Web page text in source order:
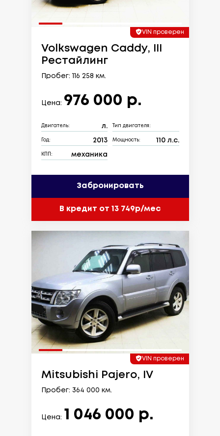
VIN проверен
Volkswagen Caddy, III
Рестайлинг
Пробег: 116 258 км.
Цена: 976 000 р.
Двигатель: л. Тип двигателя:
Год: 2013 Мощность: 110 л.с.
КПП: механика
Забронировать
В кредит от 13 749р/мес
VIN проверен
Mitsubishi Pajero, IV
Пробег: 364 000 км.
Цена: 1 046 000 р.